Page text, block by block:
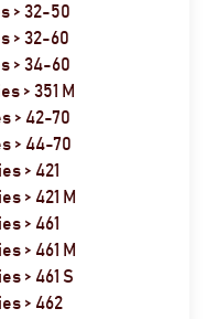
> 32-50
> 32-60
> 34-60
> 351 M
> 42-70
> 44-70
> 421
> 421 M
> 461
> 461 M
> 461 S
> 462